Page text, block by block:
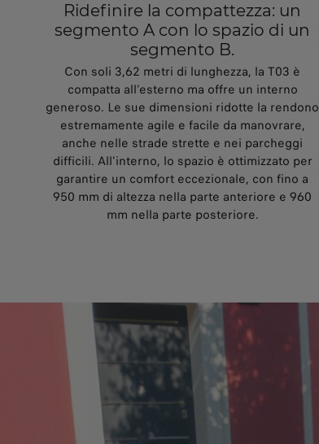
Ridefinire la compattezza: un
segmento A con lo spazio di un
segmento B.
Con soli 3,62 metri di lunghezza, la T03 è
compatta all'esterno ma offre un interno
generoso. Le sue dimensioni ridotte la rendono
estremamente agile e facile da manovrare,
anche nelle strade strette e nei parcheggi
difficili. All'interno, lo spazio è ottimizzato per
garantire un comfort eccezionale, con fino a
950 mm di altezza nella parte anteriore e 960
mm nella parte posteriore.